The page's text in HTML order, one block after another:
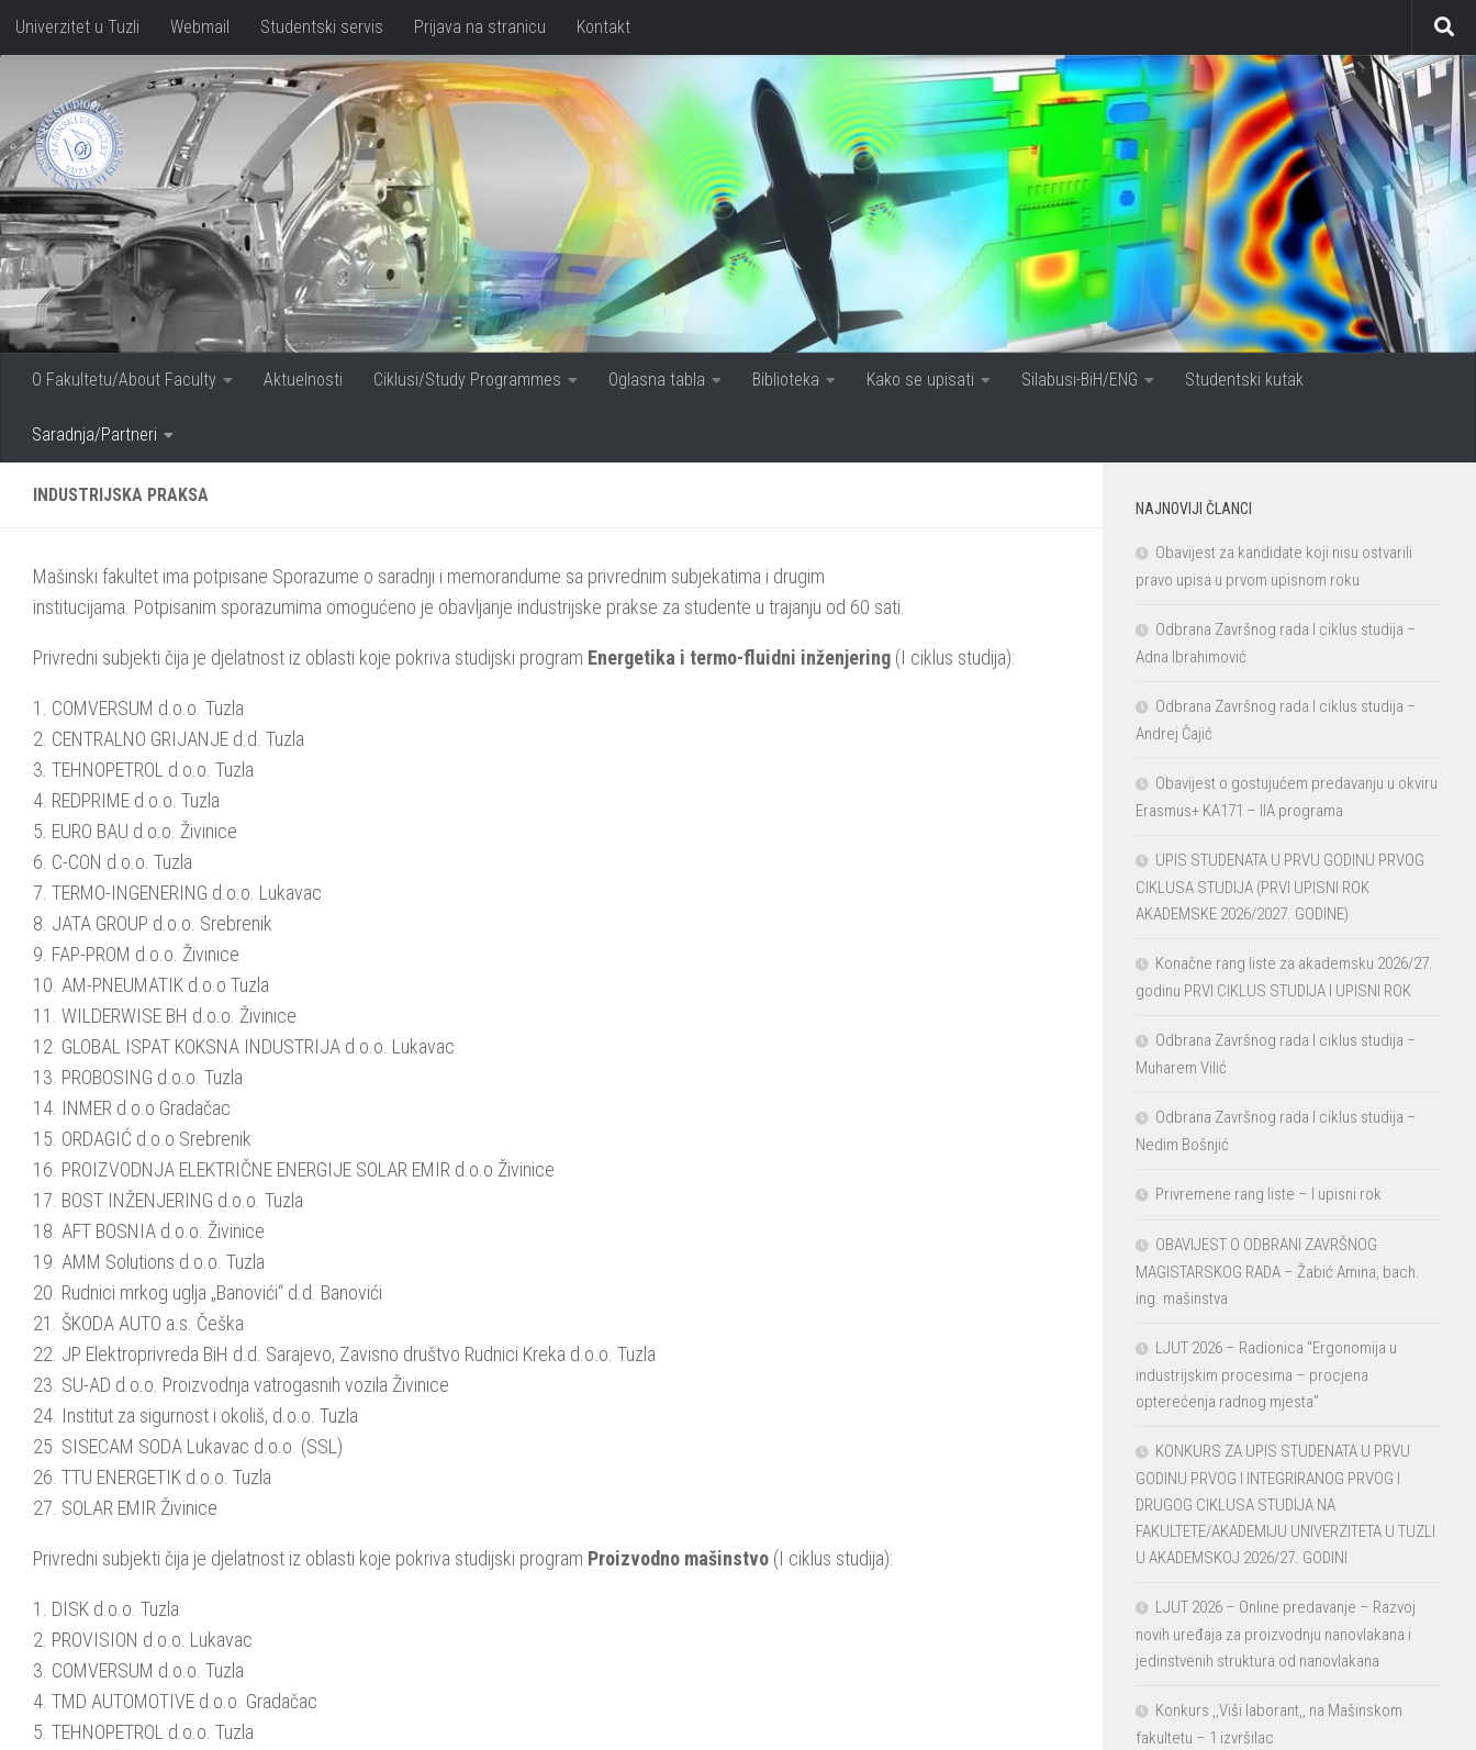
Skip to content
Univerzitet u Tuzli Webmail Studentski servis Prijava na stranicu Kontakt
O Fakultetu/About Faculty Aktuelnosti Ciklusi/Study Programmes Oglasna tabla Biblioteka Kako se upisati Silabusi-BiH/ENG Studentski kutak
Saradnja/Partneri
INDUSTRIJSKA PRAKSA
Mašinski fakultet ima potpisane Sporazume o saradnji i memorandume sa privrednim subjekatima i drugim
institucijama. Potpisanim sporazumima omogućeno je obavljanje industrijske prakse za studente u trajanju od 60 sati.
Privredni subjekti čija je djelatnost iz oblasti koje pokriva studijski program Energetika i termo-fluidni inženjering (I ciklus studija):
1. COMVERSUM d.o.o. Tuzla
2. CENTRALNO GRIJANJE d.d. Tuzla
3. TEHNOPETROL d.o.o. Tuzla
4. REDPRIME d.o.o. Tuzla
5. EURO BAU d.o.o. Živinice
6. C-CON d.o.o. Tuzla
7. TERMO-INGENERING d.o.o. Lukavac
8. JATA GROUP d.o.o. Srebrenik
9. FAP-PROM d.o.o. Živinice
10. AM-PNEUMATIK d.o.o Tuzla
11. WILDERWISE BH d.o.o. Živinice
12. GLOBAL ISPAT KOKSNA INDUSTRIJA d.o.o. Lukavac
13. PROBOSING d.o.o. Tuzla
14. INMER d.o.o Gradačac
15. ORDAGIĆ d.o.o Srebrenik
16. PROIZVODNJA ELEKTRIČNE ENERGIJE SOLAR EMIR d.o.o Živinice
17. BOST INŽENJERING d.o.o. Tuzla
18. AFT BOSNIA d.o.o. Živinice
19. AMM Solutions d.o.o. Tuzla
20. Rudnici mrkog uglja „Banovići“ d.d. Banovići
21. ŠKODA AUTO a.s. Češka
22. JP Elektroprivreda BiH d.d. Sarajevo, Zavisno društvo Rudnici Kreka d.o.o. Tuzla
23. SU-AD d.o.o. Proizvodnja vatrogasnih vozila Živinice
24. Institut za sigurnost i okoliš, d.o.o. Tuzla
25. SISECAM SODA Lukavac d.o.o. (SSL)
26. TTU ENERGETIK d.o.o. Tuzla
27. SOLAR EMIR Živinice
Privredni subjekti čija je djelatnost iz oblasti koje pokriva studijski program Proizvodno mašinstvo (I ciklus studija):
1. DISK d.o.o. Tuzla
2. PROVISION d.o.o. Lukavac
3. COMVERSUM d.o.o. Tuzla
4. TMD AUTOMOTIVE d.o.o. Gradačac
5. TEHNOPETROL d.o.o. Tuzla
NAJNOVIJI ČLANCI
Obavijest za kandidate koji nisu ostvarili
pravo upisa u prvom upisnom roku
Odbrana Završnog rada I ciklus studija –
Adna Ibrahimović
Odbrana Završnog rada I ciklus studija –
Andrej Čajić
Obavijest o gostujućem predavanju u okviru
Erasmus+ KA171 – IIA programa
UPIS STUDENATA U PRVU GODINU PRVOG
CIKLUSA STUDIJA (PRVI UPISNI ROK
AKADEMSKE 2026/2027. GODINE)
Konačne rang liste za akademsku 2026/27.
godinu PRVI CIKLUS STUDIJA I UPISNI ROK
Odbrana Završnog rada I ciklus studija –
Muharem Vilić
Odbrana Završnog rada I ciklus studija –
Nedim Bošnjić
Privremene rang liste – I upisni rok
OBAVIJEST O ODBRANI ZAVRŠNOG
MAGISTARSKOG RADA – Žabić Amina, bach.
ing. mašinstva
LJUT 2026 – Radionica “Ergonomija u
industrijskim procesima – procjena
opterećenja radnog mjesta”
KONKURS ZA UPIS STUDENATA U PRVU
GODINU PRVOG I INTEGRIRANOG PRVOG I
DRUGOG CIKLUSA STUDIJA NA
FAKULTETE/AKADEMIJU UNIVERZITETA U TUZLI
U AKADEMSKOJ 2026/27. GODINI
LJUT 2026 – Online predavanje – Razvoj
novih uređaja za proizvodnju nanovlakana i
jedinstvenih struktura od nanovlakana
Konkurs ,,Viši laborant,, na Mašinskom
fakultetu – 1 izvršilac